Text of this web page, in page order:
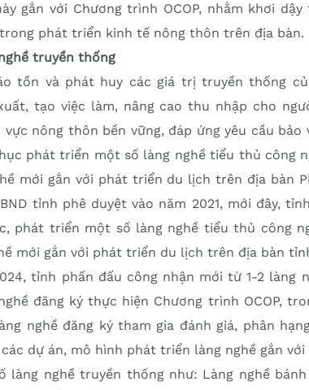
gắn với Chương trình OCOP, nhằm khơi
phát triển kinh tế nông thôn trên địa bàn.
truyền thống
tồn và phát huy các giá trị truyền thống
tạo việc làm, nâng cao thu nhập cho
vực nông thôn bền vững, đáp ứng yêu cầu
phát triển một số làng nghề tiểu thủ công
mới gắn với phát triển du lịch trên địa bàn
tỉnh phê duyệt vào năm 2021, mới đây,
phát triển một số làng nghề tiểu thủ công
mới gắn với phát triển du lịch trên địa bàn
tỉnh phấn đấu công nhận mới từ 1-2 làng
đăng ký thực hiện Chương trình OCOP,
nghề đăng ký tham gia đánh giá, phân
dự án, mô hình phát triển làng nghề gắn
làng nghề truyền thống như: Làng nghề